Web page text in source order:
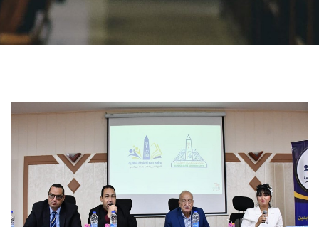
الأنظمة الذكية
هيئة التدريس
الدراسات العليا